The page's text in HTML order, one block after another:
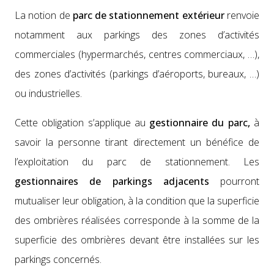
La notion de parc de sta­tion­nement extérieurren­voie
notam­ment aux park­ings des zones d’activités
com­mer­ciales (hyper­marchés, cen­tres com­mer­ci­aux, …),
des zones d’activités (park­ings d’aéroports, bureaux, …)
ou indus­trielles.
Cette oblig­a­tion s’applique au ges­tion­naire du parc, à
savoir la per­son­ne tirant directe­ment un béné­fice de
l’exploitation du parc de sta­tion­nement. Les
ges­tion­naires de park­ings adja­cents pour­ront
mutu­alis­er leur oblig­a­tion, à la con­di­tion que la super­fi­cie
des ombrières réal­isées cor­re­sponde à la somme de la
super­fi­cie des ombrières devant être instal­lées sur les
park­ings con­cernés.